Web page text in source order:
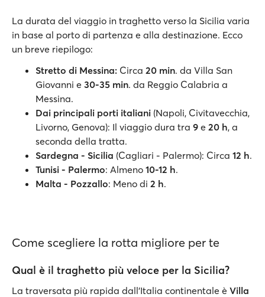
La durata del viaggio in traghetto verso la Sicilia varia
in base al porto di partenza e alla destinazione. Ecco
un breve riepilogo:
Stretto di Messina: Circa 20 min. da Villa San
Giovanni e 30-35 min. da Reggio Calabria a
Messina.
Dai principali porti italiani (Napoli, Civitavecchia,
Livorno, Genova): Il viaggio dura tra 9 e 20 h, a
seconda della tratta.
Sardegna - Sicilia (Cagliari - Palermo): Circa 12 h.
Tunisi - Palermo: Almeno 10-12 h.
Malta - Pozzallo: Meno di 2 h.
Come scegliere la rotta migliore per te
Qual è il traghetto più veloce per la Sicilia?
La traversata più rapida dall’Italia continentale è Villa